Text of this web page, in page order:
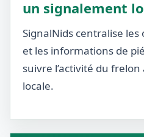
un signalement
SignalNids centralise
et les informations de
suivre l’activité du frelon
locale.